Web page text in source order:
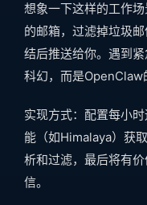
想象一下这样的工作
的邮箱，过滤掉垃圾
结后推送给你。遇到
科幻，而是OpenClaw
实现方式：配置每小
能（如Himalaya）获
析和过滤，最后将有
信。